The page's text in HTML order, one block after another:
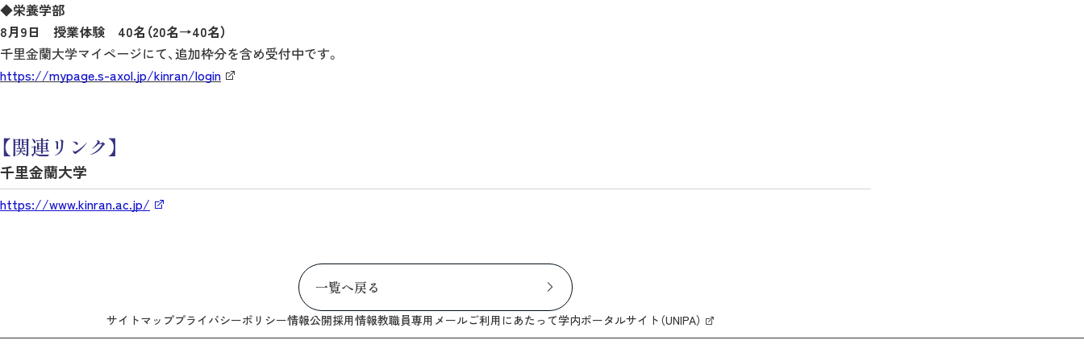
◆栄養学部
8月9日 授業体験 40名（20名→40名）
千里金蘭大学マイページにて、追加枠分を含め受付中です。
https://mypage.s-axol.jp/kinran/login
【関連リンク】
千里金蘭大学
https://www.kinran.ac.jp/
一覧へ戻る
サイトマッププライバシーポリシー情報公開採用情報教職員専用メールご利用にあたって学内ポータルサイト（UNIPA）